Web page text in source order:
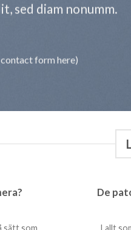
sed diam nonumm.
form here)
sätt som
De
I allt